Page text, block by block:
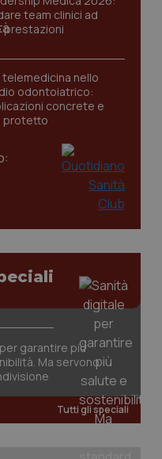
team clinici ad
prestazioni
telemedicina nello
odontoiatrico:
concrete e
protetto
garantire più
Ma servono
Tutti gli speciali